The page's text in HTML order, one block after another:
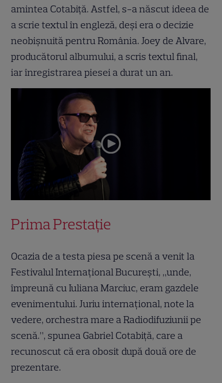
amintea Cotabiță. Astfel, s-a născut ideea de
a scrie textul în engleză, deși era o decizie
neobișnuită pentru România. Joey de Alvare,
producătorul albumului, a scris textul final,
iar înregistrarea piesei a durat un an.
Prima Prestație
Ocazia de a testa piesa pe scenă a venit la
Festivalul Internațional București, „unde,
împreună cu Iuliana Marciuc, eram gazdele
evenimentului. Juriu internațional, note la
vedere, orchestra mare a Radiodifuziunii pe
scenă.”, spunea Gabriel Cotabiță, care a
recunoscut că era obosit după două ore de
prezentare.